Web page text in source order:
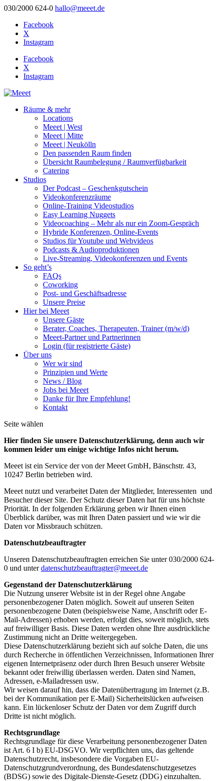
030/2000 624-0 hallo@meeet.de
Facebook
X
Instagram
Facebook
X
Instagram
Räume & mehr
Locations
Meeet | West
Meeet | Mitte
Meeet | Neukölln
Den passenden Raum finden
Übersicht Raumbelegung / Raumverfügbarkeit
Catering
Studios
Der Podcast – Geschenkgutschein
Videokonferenzräume
Online-Training Videostudios
Easy Learning Nuggets
Videocoaching – Mehr als nur ein Zoom-Gespräch
Hybride Konferenzen, Online-Events
Studios für Youtube und Webvideos
Podcasts & Audioproduktionen
Live-Streaming, Videokonferenzen und Events
So geht’s
FAQs
Coworking
Post- und Geschäftsadresse
Unsere Preise
Hier bei Meeet
Unsere Gäste
Berater, Coaches, Therapeuten, Trainer (m/w/d)
Meeet-Partner und Partnerinnen
Login (für registrierte Gäste)
Über uns
Wer wir sind
Prinzipien und Werte
News / Blog
Jobs bei Meeet
Danke für Ihre Empfehlung!
Kontakt
Seite wählen
Hier finden Sie unsere Datenschutzerklärung, denn auch wir
kommen leider um einige wichtige Infos nicht herum.
Meeet ist ein Service der von der Meeet GmbH, Bänschstr. 43,
10247 Berlin betrieben wird.
Meeet nutzt und verarbeitet Daten der Mitglieder, Interessenten und
Besucher dieser Site. Der Schutz dieser Daten hat für uns höchste
Priorität. In der folgenden Erklärung geben wir Ihnen einen
Überblick darüber, was mit Ihren Daten passiert und wie wir die
Daten vor Missbrauch schützen.
Datenschutzbeauftragter
Unseren Datenschutzbeauftragten erreichen Sie unter 030/2000 624-
0 und unterdatenschutzbeauftragter@meeet.de
Gegenstand der Datenschutzerklärung
Die Nutzung unserer Website ist in der Regel ohne Angabe
personenbezogener Daten möglich. Soweit auf unseren Seiten
personenbezogene Daten (beispielsweise Name, Anschrift oder E-
Mail-Adressen) erhoben werden, erfolgt dies, soweit möglich, stets
auf freiwilliger Basis. Diese Daten werden ohne Ihre ausdrückliche
Zustimmung nicht an Dritte weitergegeben.
Diese Datenschutzerklärung bezieht sich auf solche Daten, die uns
durch Recherche in öffentlichen Verzeichnissen, Informationen Ihrer
eigenen Internetpräsenz oder durch Ihren Besuch unserer Website
bekannt oder freiwillig überlassen werden. Daten sind Namen,
Adressen, e-Mailadressen usw.
Wir weisen darauf hin, dass die Datenübertragung im Internet (z.B.
bei der Kommunikation per E-Mail) Sicherheitslücken aufweisen
kann. Ein lückenloser Schutz der Daten vor dem Zugriff durch
Dritte ist nicht möglich.
Rechtsgrundlage
Rechtsgrundlage für diese Verarbeitung personenbezogener Daten
ist Art. 6 I b) EU-DSGVO. Wir verpflichten uns, das geltende
Datenschutzrecht, insbesondere die Vorgaben EU-
Datenschutzgrundverordnung, des Bundesdatenschutzgesetzes
(BDSG) sowie des Digitale-Dienste-Gesetz (DDG) einzuhalten.